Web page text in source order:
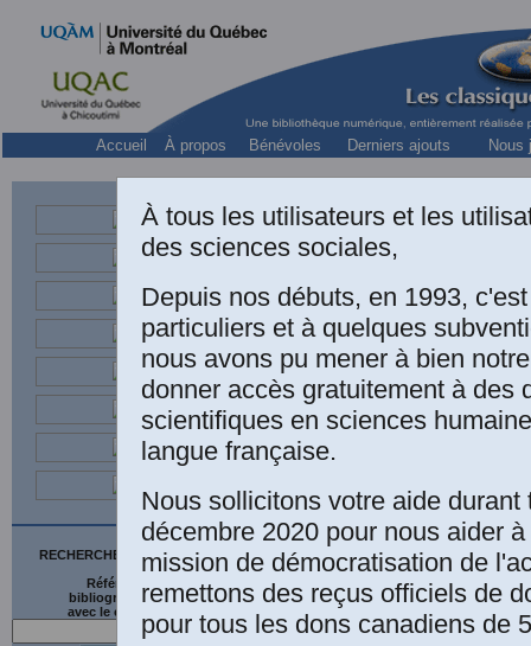
Accueil À propos Bénévoles Derniers ajouts Nous
RECHERCHE SUR LE SITE
Références
bibliographiques
avec le catalogue
Collection «
Une édition
Desjardins, Yves
Histoire de la
l'Université
du Québec, no 1
[Autorisation
l'Université
2024.]
À tous les utilisateurs et les
des sciences sociales,
Depuis nos débuts, en 1993,
particuliers et à quelques
nous avons pu mener à bien
donner accès gratuitement à des
scientifiques en sciences
langue française.
Nous sollicitons votre aide durant
décembre 2020 pour nous aider
mission de démocratisation de
remettons des reçus officiels de
pour tous les dons canadiens de